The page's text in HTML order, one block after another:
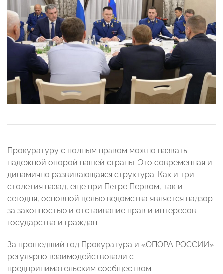
Прокуратуру с полным правом можно назвать
надежной опорой нашей страны. Это современная и
динамично развивающаяся структура. Как и три
столетия назад, еще при Петре Первом, так и
сегодня, основной целью ведомства является надзор
за законностью и отстаивание прав и интересов
государства и граждан.
За прошедший год Прокуратура и «ОПОРА РОССИИ»
регулярно взаимодействовали с
предпринимательским сообществом —